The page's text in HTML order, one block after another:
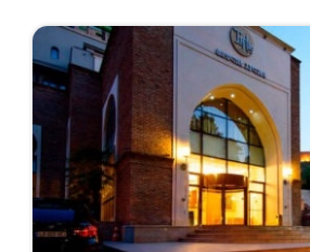
имеют возможность наслаждаться
саду, где есть открытый бассейн, …